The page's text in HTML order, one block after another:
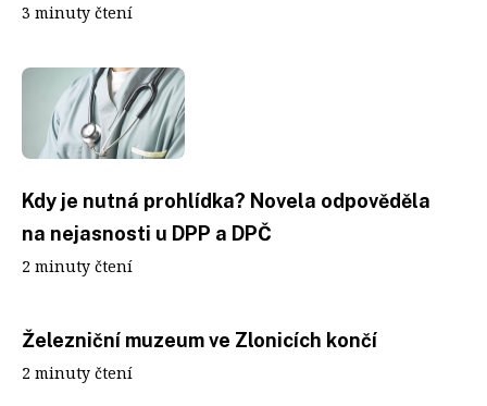
3 minuty čtení
Kdy je nutná prohlídka? Novela odpověděla
na nejasnosti u DPP a DPČ
2 minuty čtení
Železniční muzeum ve Zlonicích končí
2 minuty čtení